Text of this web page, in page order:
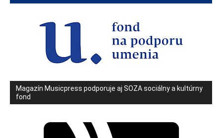
Magazín Musicpress podporuje aj SOZA sociálny a kultúrny
fond